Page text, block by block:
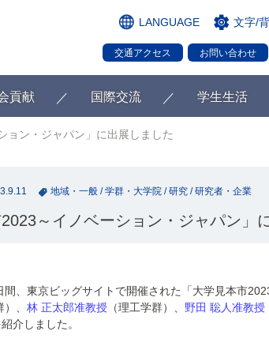
LANGUAGE 文字/
交通アクセス お問い合わせ
貢献 国際交流 学生生活
ョン・ジャパン」に出展しました
地域・一般 /学群・大学院 /研究 /研究者・企業
～イノベーション・ジャパン」
間、東京ビッグサイトで開催された「大学見本市
、 林 正太郎准教授 （理工学群）、 野田 聡人准教授
介しました。